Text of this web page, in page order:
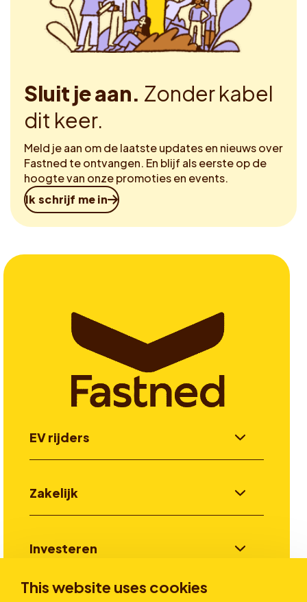
This website uses cookies
Sluit je aan. Zonder kabel
dit keer.
Meld je aan om de laatste updates en nieuws over
Fastned te ontvangen. En blijf als eerste op de
hoogte van onze promoties en events.
Ik schrijf me in
EV rijders
Zakelijk
Investeren